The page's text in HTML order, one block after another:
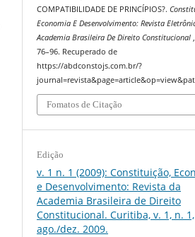
COMPATIBILIDADE DE PRINCÍPIOS?.
Economia E Desenvolvimento: Revista
Academia Brasileira De Direito Constitucional,
76–96. Recuperado de
https://abdconstojs.com.br/?
Fomatos de Citação
Edição
v. 1 n. 1 (2009): Constituição,
e Desenvolvimento: Revista da
Academia Brasileira de Direito
Constitucional. Curitiba, v. 1, n. 1,
ago./dez. 2009.